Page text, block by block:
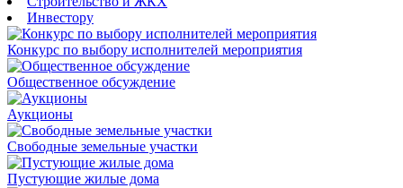
Инвестору
Конкурс по выбору исполнителей мероприятия
Общественное обсуждение
Аукционы
Свободные земельные участки
Пустующие жилые дома